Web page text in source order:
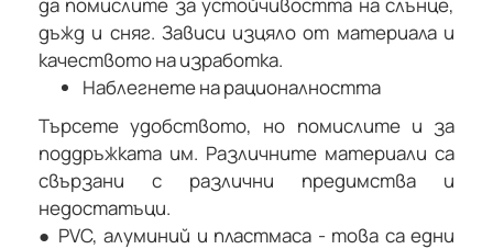
дъжд и сняг. Зависи изцяло от материала и
качеството на изработка.
Наблегнете на рационалността
Търсете удобството, но помислите и за
поддръжката им. Различните материали са
свързани с различни предимства и
недостатъци.
● PVC, алуминий и пластмаса - това са едни